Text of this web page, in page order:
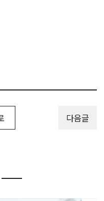
다음글